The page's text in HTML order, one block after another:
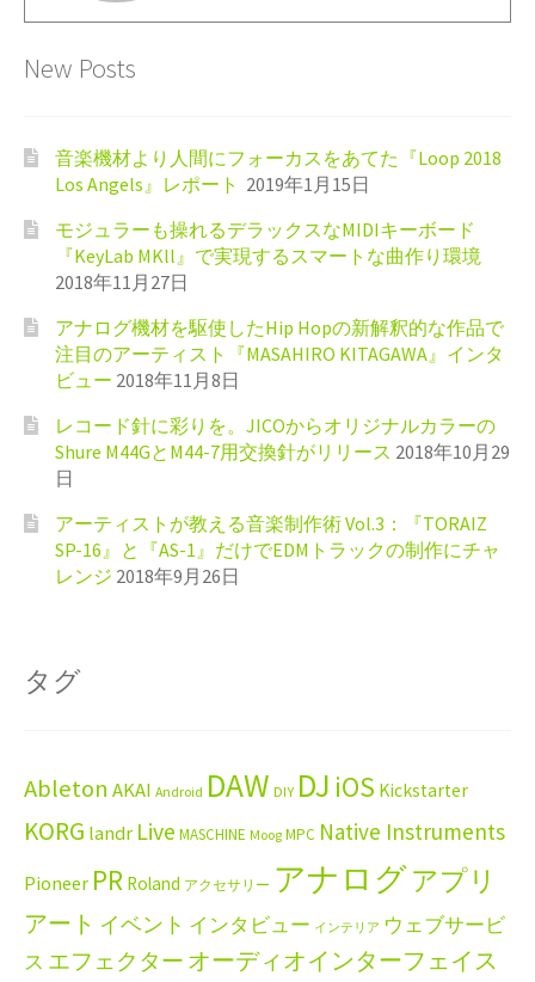
New Posts
音楽機材より人間にフォーカスをあてた『Loop 2018
Los Angels』レポート 2019年1月15日
モジュラーも操れるデラックスなMIDIキーボード
『KeyLab MKll』で実現するスマートな曲作り環境
2018年11月27日
アナログ機材を駆使したHip Hopの新解釈的な作品で
注目のアーティスト『MASAHIRO KITAGAWA』インタ
ビュー 2018年11月8日
レコード針に彩りを。JICOからオリジナルカラーの
Shure M44GとM44-7用交換針がリリース 2018年10月29
日
アーティストが教える音楽制作術 Vol.3：『TORAIZ
SP-16』と『AS-1』だけでEDMトラックの制作にチャ
レンジ 2018年9月26日
タグ
Ableton AKAI Android DAW DIY DJ iOS Kickstarter
KORG landr Live MASCHINE Moog MPC Native Instruments
Pioneer PR Roland アクセサリー アナログアプリ
アート イベント インタビュー インテリア ウェブサービ
ス エフェクター オーディオインターフェイス